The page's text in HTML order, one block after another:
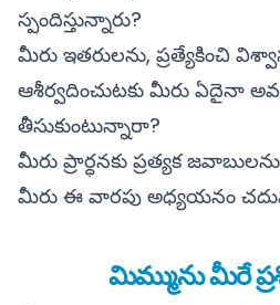
స్పందిస్తున్నారు?
మీరు ఇతరులను, ప్రత్యేకించి
ఆశీర్వదించుటకు మీరు ఏదైనా
తీసుకుంటున్నారా?
మీరు ప్రార్ధనకు ప్రత్యక
మీరు ఈ వారపు అధ్యయనం
మిమ్మును మీరే